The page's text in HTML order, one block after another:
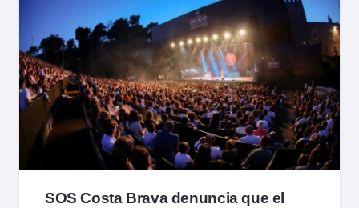
SOS Costa Brava denuncia que el